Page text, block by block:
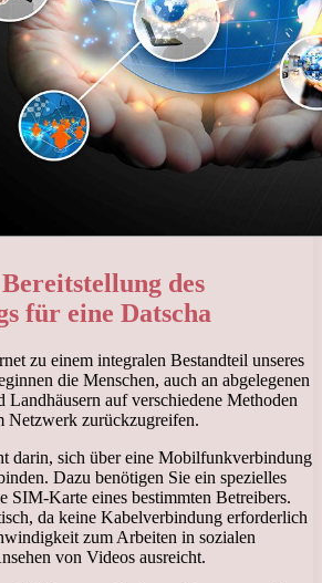
des
für eine Datscha
zu einem integralen Bestandteil unseres
die Menschen, auch an abgelegenen
Landhäusern auf verschiedene Methoden
Netzwerk zurückzugreifen.
darin, sich über eine Mobilfunkverbindung
Dazu benötigen Sie ein spezielles
SIM-Karte eines bestimmten Betreibers.
da keine Kabelverbindung erforderlich
zum Arbeiten in sozialen
von Videos ausreicht.